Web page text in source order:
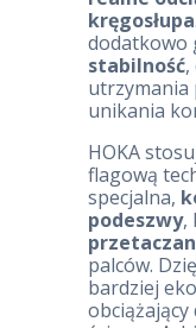
kręgosłupa
dodatkowo
stabilność
utrzymania
unikania
HOKA
flagową
specjalna,
podeszwy,
palców.
bardziej
obciążający